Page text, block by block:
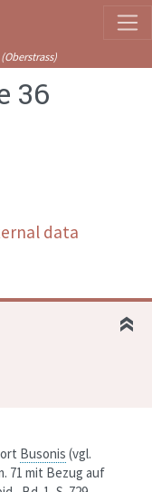
36
data
Busonis (vgl.
71 mit Bezug auf